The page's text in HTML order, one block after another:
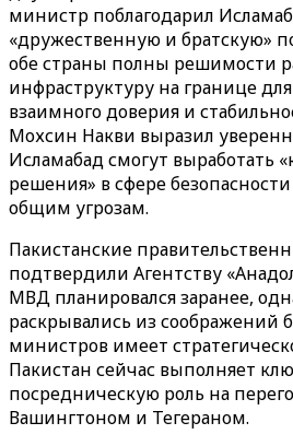
министр поблагодарил
«дружественную и братскую»
обе страны полны решимости
инфраструктуру на границе
взаимного доверия и
Мохсин Накви выразил
Исламабад смогут выработать
решения» в сфере
общим угрозам.
Пакистанские
подтвердили Агентству
МВД планировался заранее,
раскрывались из соображений
министров имеет
Пакистан сейчас выполняет
посредническую роль на
Вашингтоном и Тегераном.